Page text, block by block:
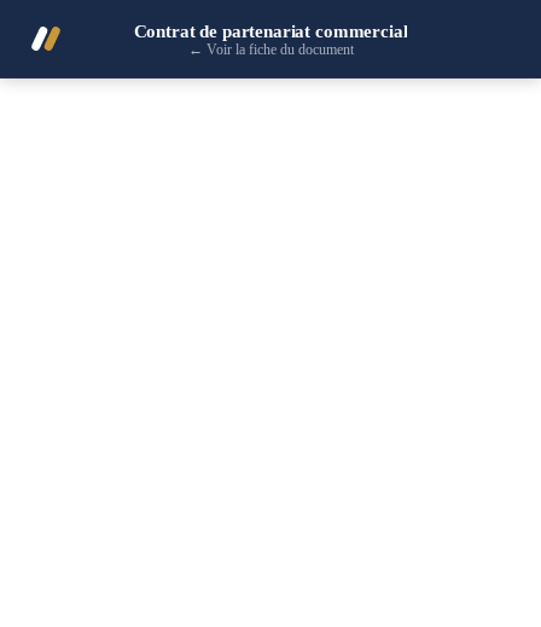
Contrat de partenariat commercial
← Voir la fiche du document